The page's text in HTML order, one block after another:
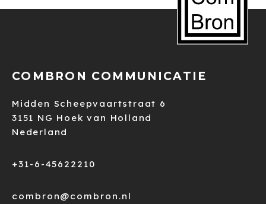
COMBRON COMMUNICATIE
Midden Scheepvaartstraat 6
3151 NG Hoek van Holland
Nederland
+31-6-45622210
combron@combron.nl